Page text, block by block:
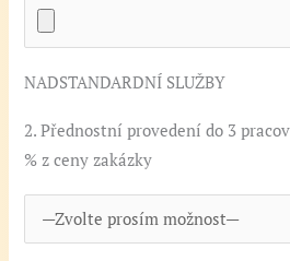
NADSTANDARDNÍ SLUŽBY
2. Přednostní provedení do 3
% z ceny zakázky